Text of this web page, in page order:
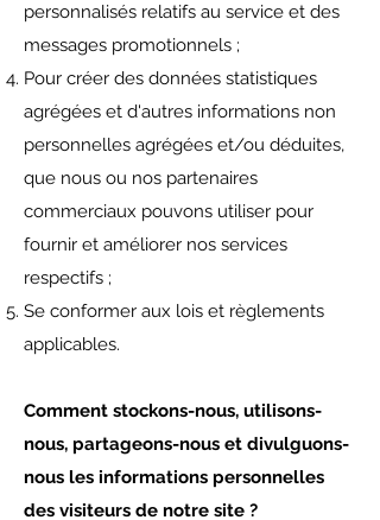
personnalisés relatifs au service et des
messages promotionnels ;
Pour créer des données statistiques
agrégées et d'autres informations non
personnelles agrégées et/ou déduites,
que nous ou nos partenaires
commerciaux pouvons utiliser pour
fournir et améliorer nos services
respectifs ;
Se conformer aux lois et règlements
applicables.
Comment stockons-nous, utilisons-
nous, partageons-nous et divulguons-
nous les informations personnelles
des visiteurs de notre site ?